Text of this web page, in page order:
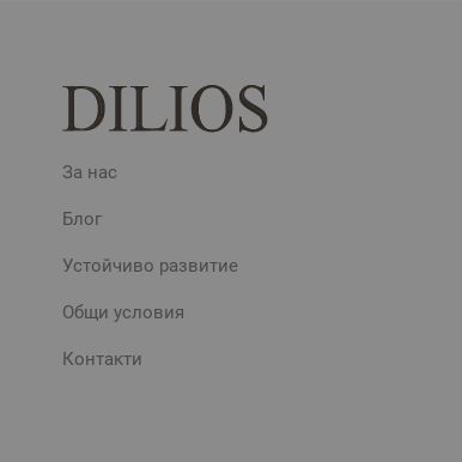
За нас
Блог
Устойчиво развитие
Общи условия
Контакти